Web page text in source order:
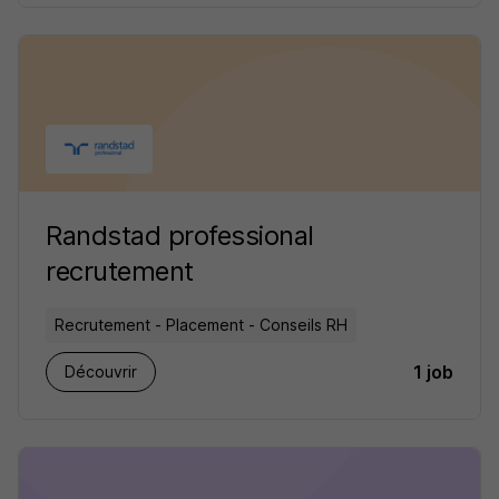
Randstad professional
recrutement
Recrutement - Placement - Conseils RH
Découvrir 1 job